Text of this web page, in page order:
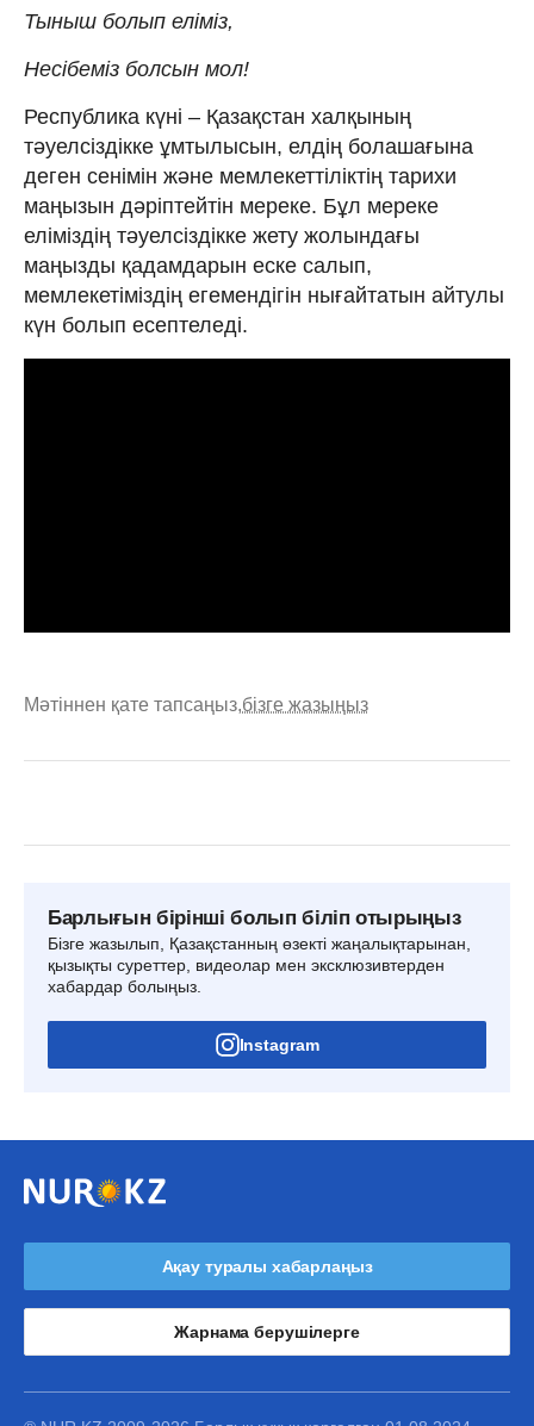
Тыныш болып еліміз,
Несібеміз болсын мол!
Республика күні – Қазақстан халқының
тәуелсіздікке ұмтылысын, елдің болашағына
деген сенімін және мемлекеттіліктің тарихи
маңызын дәріптейтін мереке. Бұл мереке
еліміздің тәуелсіздікке жету жолындағы
маңызды қадамдарын еске салып,
мемлекетіміздің егемендігін нығайтатын айтулы
күн болып есептеледі.
Мәтіннен қате тапсаңыз,бізге жазыңыз
Барлығын бірінші болып біліп отырыңыз
Бізге жазылып, Қазақстанның өзекті жаңалықтарынан,
қызықты суреттер, видеолар мен эксклюзивтерден
хабардар болыңыз.
Instagram
Ақау туралы хабарлаңыз
Жарнама берушілерге